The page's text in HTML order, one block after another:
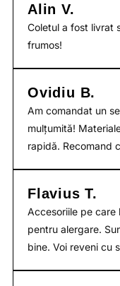
Alin V.
Coletul a fost livrat
frumos!
Ovidiu B.
Am comandat un
mulțumită!
rapidă. Recomand
Flavius T.
Accesoriile pe care
pentru alergare.
bine. Voi reveni cu